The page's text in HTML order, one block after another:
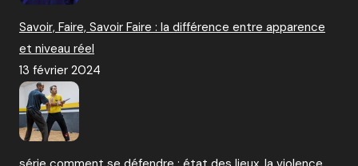
Savoir, Faire, Savoir Faire : la différence entre apparence
et niveau réel
13 février 2024